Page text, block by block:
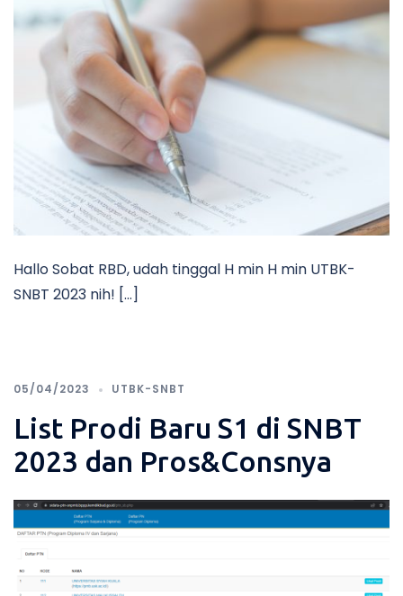
Hallo Sobat RBD, udah tinggal H min H min UTBK-
SNBT 2023 nih! […]
05/04/2023 UTBK-SNBT
List Prodi Baru S1 di SNBT
2023 dan Pros&Consnya